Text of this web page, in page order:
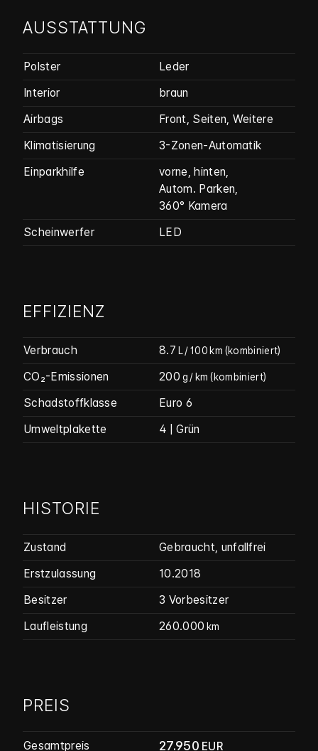
HISTORIE
Zustand Gebraucht, unfallfrei
Erstzulassung
10.2018
Besitzer
3 Vorbesitzer
Laufleistung
260.000 km
PREIS
Gesamtpreis 27.950 EUR
AUSSTATTUNG
Polster
Leder
Interior
braun
Airbags
Front, Seiten, Weitere
Klimatisierung
3-Zonen-Automatik
Einparkhilfe
vorne, hinten,
Autom. Parken,
360° Kamera
Scheinwerfer
LED
EFFIZIENZ
Verbrauch 8.7 L / 100 km (kombiniert)
CO₂-Emissionen 200 g / km (kombiniert)
Schadstoffklasse
Euro 6
Umweltplakette
4 | Grün